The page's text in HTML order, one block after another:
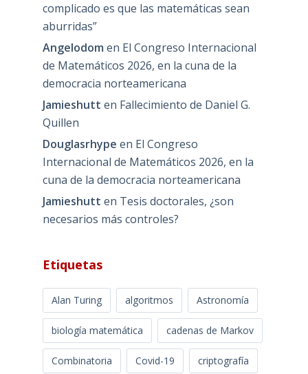
complicado es que las matemáticas sean
aburridas”
Angelodom en El Congreso Internacional
de Matemáticos 2026, en la cuna de la
democracia norteamericana
Jamieshutt en Fallecimiento de Daniel G.
Quillen
Douglasrhype en El Congreso
Internacional de Matemáticos 2026, en la
cuna de la democracia norteamericana
Jamieshutt en Tesis doctorales, ¿son
necesarios más controles?
Etiquetas
Alan Turing algoritmos Astronomía
biología matemática cadenas de Markov
Combinatoria Covid-19 criptografía